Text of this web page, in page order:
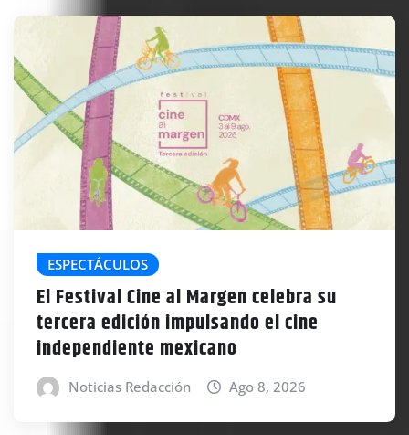
ESPECTÁCULOS
El Festival Cine al Margen celebra su
tercera edición impulsando el cine
independiente mexicano
Noticias Redacción Ago 8, 2026